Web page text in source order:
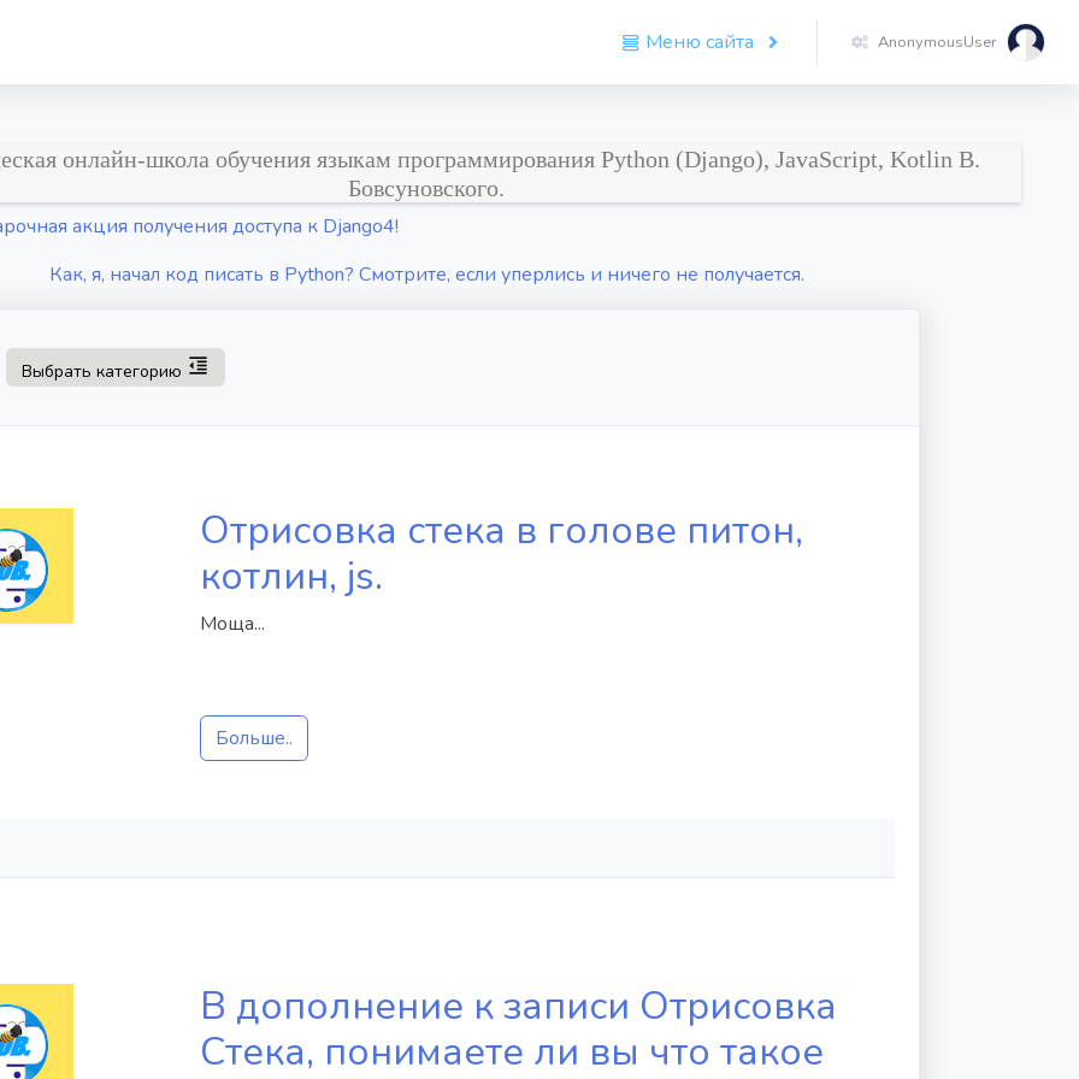
Меню сайта AnonymousUser
онлайн-школа обучения языкам программирования Python (Django), JavaScript, Kotlin В.
Бовсуновского.
акция получения доступа к Django4!
Как, я, начал код писать в Python? Смотрите, если уперлись и ничего не получается.
Toggle navigation
Выбрать категорию format_indent_decrease
Отрисовка стека в голове питон,
котлин, js.
Моща...
Больше..
В дополнение к записи Отрисовка
Стека, понимаете ли вы что такое